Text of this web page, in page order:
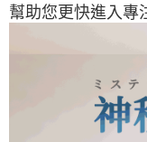
幫助您更快進入專